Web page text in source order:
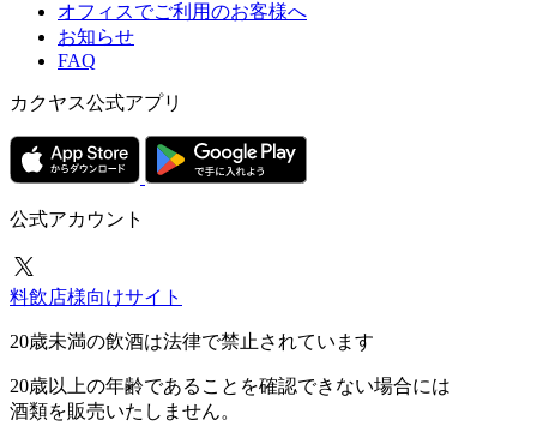
オフィスでご利用のお客様へ
お知らせ
FAQ
カクヤス公式アプリ
公式アカウント
料飲店様向けサイト
20歳未満の飲酒は法律で禁止されています
20歳以上の年齢であることを確認できない場合には
酒類を販売いたしません。